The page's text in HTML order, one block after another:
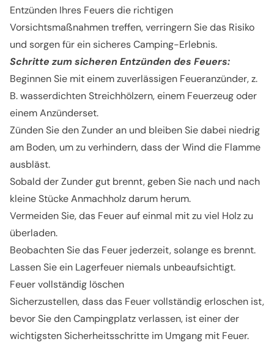
Entzünden Ihres Feuers die richtigen
Vorsichtsmaßnahmen treffen, verringern Sie das Risiko
und sorgen für ein sicheres Camping-Erlebnis.
Schritte zum sicheren Entzünden des Feuers:
Beginnen Sie mit einem zuverlässigen Feueranzünder, z.
B. wasserdichten Streichhölzern, einem Feuerzeug oder
einem Anzünderset.
Zünden Sie den Zunder an und bleiben Sie dabei niedrig
am Boden, um zu verhindern, dass der Wind die Flamme
ausbläst.
Sobald der Zunder gut brennt, geben Sie nach und nach
kleine Stücke Anmachholz darum herum.
Vermeiden Sie, das Feuer auf einmal mit zu viel Holz zu
überladen.
Beobachten Sie das Feuer jederzeit, solange es brennt.
Lassen Sie ein Lagerfeuer niemals unbeaufsichtigt.
Feuer vollständig löschen
Sicherzustellen, dass das Feuer vollständig erloschen ist,
bevor Sie den Campingplatz verlassen, ist einer der
wichtigsten Sicherheitsschritte im Umgang mit Feuer.